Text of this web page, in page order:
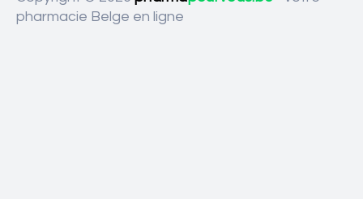
pharmacie Belge en ligne